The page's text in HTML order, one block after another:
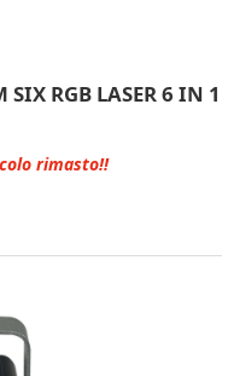
SIX RGB LASER 6 IN 1
rimasto!!